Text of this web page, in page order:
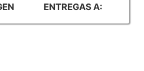
ENTREGAS A: